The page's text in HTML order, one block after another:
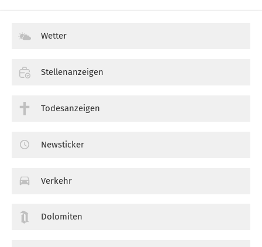
Wetter
Stellenanzeigen
Todesanzeigen
Newsticker
Verkehr
Dolomiten